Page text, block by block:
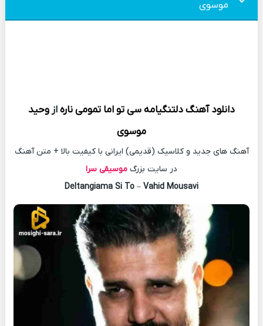
موسوی
دانلود آهنگدلتنگیامه سی تو اما تمومی نارهازوحید
موسوی
آهنگ های جدید و کلاسیک (قدیمی) ایرانی با کیفیت بالا + متن آهنگ
در سایت بزرگ موسیقی سرا
Deltangiama Si To – Vahid Mousavi